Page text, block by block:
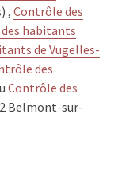
,Contrôle des
habitants
de Vugelles-
des
Contrôle des
Belmont-sur-